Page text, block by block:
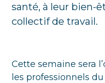
santé, à leur bien-
collectif de travail.
Cette semaine sera
les professionnels